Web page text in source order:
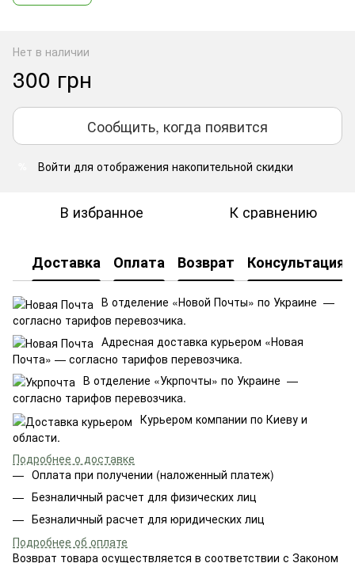
Нет в наличии
300 грн
Сообщить, когда появится
Войти для отображения накопительной скидки
В избранное К сравнению
Доставка Оплата Возврат Консультация
В отделение «Новой Почты» по Украине —
согласно тарифов перевозчика.
Адресная доставка курьером «Новая
Почта» — согласно тарифов перевозчика.
В отделение «Укрпочты» по Украине —
согласно тарифов перевозчика.
Курьером компании по Киеву и
области.
Подробнее о доставке
Оплата при получении (наложенный платеж)
Безналичный расчет для физических лиц
Безналичный расчет для юридических лиц
Подробнее об оплате
Возврат товара осуществляется в соответствии с Законом